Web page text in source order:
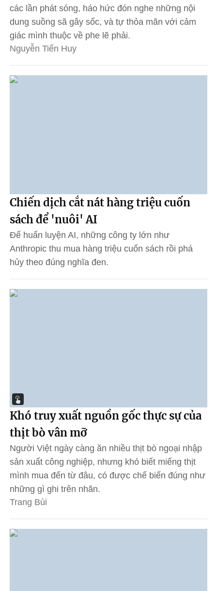
các lần phát sóng, háo hức đón nghe những nội
dung suồng sã gây sốc, và tự thỏa mãn với cảm
giác mình thuộc về phe lẽ phải.
Nguyễn Tiến Huy
Chiến dịch cắt nát hàng triệu cuốn
sách để 'nuôi' AI
Để huấn luyện AI, những công ty lớn như
Anthropic thu mua hàng triệu cuốn sách rồi phá
hủy theo đúng nghĩa đen.
Khó truy xuất nguồn gốc thực sự của
thịt bò vân mỡ
Người Việt ngày càng ăn nhiều thịt bò ngoại nhập
sản xuất công nghiệp, nhưng khó biết miếng thịt
mình mua đến từ đâu, có được chế biến đúng như
những gì ghi trên nhãn.
Trang Bùi